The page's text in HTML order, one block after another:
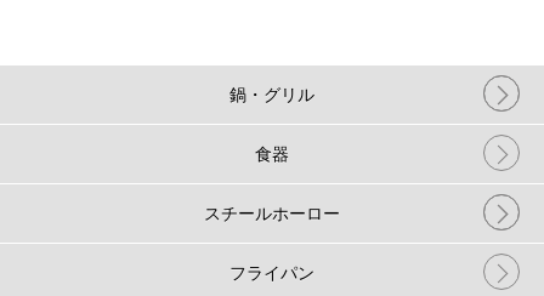
鍋・グリル
食器
スチールホーロー
フライパン